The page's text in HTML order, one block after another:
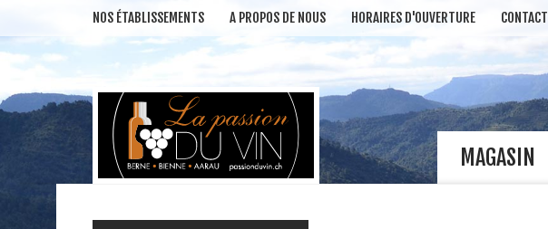
NOS ÉTABLISSEMENTS A PROPOS DE NOUS HORAIRES D'OUVERTURE CONTACT
MAGASIN